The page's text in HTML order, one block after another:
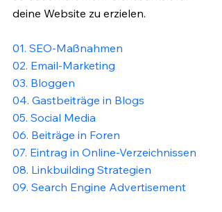
deine Website zu erzielen.
01. SEO-Maßnahmen
02. Email-Marketing
03. Bloggen
04. Gastbeiträge in Blogs
05. Social Media
06. Beiträge in Foren
07. Eintrag in Online-Verzeichnissen
08. Linkbuilding Strategien
09. Search Engine Advertisement